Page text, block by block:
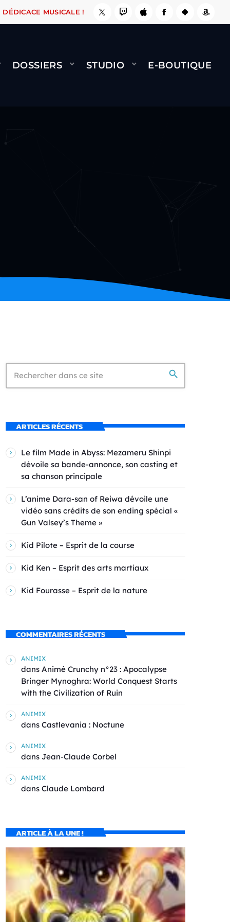
ÇA LE FAIT ! NAMI BERNARD MINET - FLY
DÉDICACE MUSICALE !
DOSSIERS STUDIO E-BOUTIQUE
search
ARTICLES RÉCENTS
Le film Made in Abyss: Mezameru Shinpi
dévoile sa bande-annonce, son casting et
sa chanson principale
L’anime Dara-san of Reiwa dévoile une
vidéo sans crédits de son ending spécial «
Gun Valsey’s Theme »
Kid Pilote – Esprit de la course
Kid Ken – Esprit des arts martiaux
Kid Fourasse – Esprit de la nature
COMMENTAIRES RÉCENTS
ANIMIX
dans Animé Crunchy n°23 : Apocalypse
Bringer Mynoghra: World Conquest Starts
with the Civilization of Ruin
ANIMIX
dans Castlevania : Noctune
ANIMIX
dans Jean-Claude Corbel
ANIMIX
dans Claude Lombard
ARTICLE À LA UNE !